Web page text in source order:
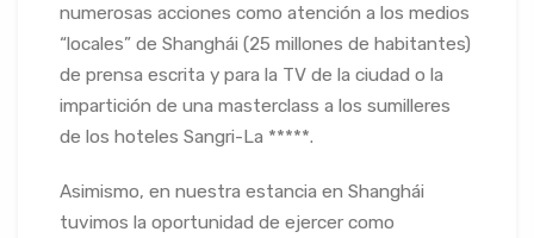
numerosas acciones como atención a los medios
“locales” de Shanghái (25 millones de habitantes)
de prensa escrita y para la TV de la ciudad o la
impartición de una masterclass a los sumilleres
de los hoteles Sangri-La *****.
Asimismo, en nuestra estancia en Shanghái
tuvimos la oportunidad de ejercer como